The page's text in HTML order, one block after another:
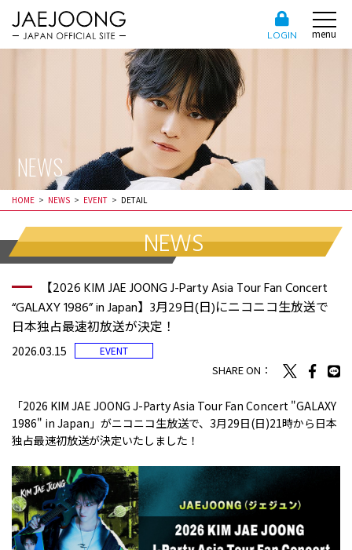
LOGIN menu
NEWS
HOME NEWS EVENT DETAIL
NEWS
【2026 KIM JAE JOONG J-Party Asia Tour Fan Concert
“GALAXY 1986” in Japan】3月29日(日)にニコニコ生放送で
日本独占最速初放送が決定！
2026.03.15 EVENT
SHARE ON：
「2026 KIM JAE JOONG J-Party Asia Tour Fan Concert "GALAXY
1986" in Japan」がニコニコ生放送で、3月29日(日)21時から日本
独占最速初放送が決定いたしました！